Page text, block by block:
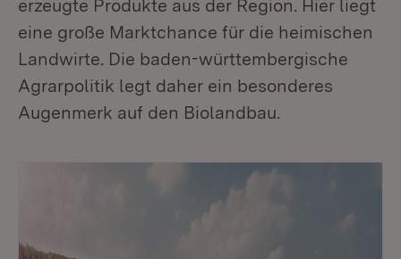
erzeugte Produkte aus der Region. Hier liegt
eine große Marktchance für die heimischen
Landwirte. Die baden-württembergische
Agrarpolitik legt daher ein besonderes
Augenmerk auf den Biolandbau.